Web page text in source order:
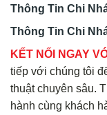
Thông Tin Chi
Thông Tin Chi
KẾT NỐI NGAY
tiếp với chúng tôi
thuật chuyên sâu.
hành cùng khách